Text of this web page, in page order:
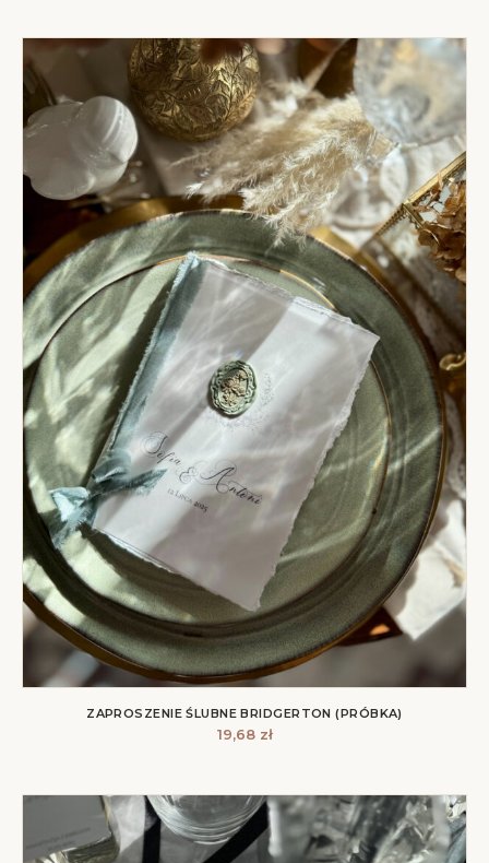
ZAPROSZENIE ŚLUBNE BRIDGERTON (PRÓBKA)
19,68 zł